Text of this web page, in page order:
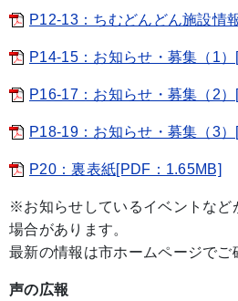
P12-13：ちむどんどん施設情
P14-15：お知らせ・募集（1
P16-17：お知らせ・募集（2
P18-19：お知らせ・募集（3
P20：裏表紙[PDF：1.65MB]
※お知らせしているイベントなど
場合があります。
最新の情報は市ホームページでご
声の広報